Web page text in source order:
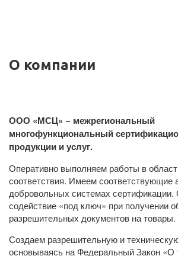
О компании
ООО «МСЦ» − межрегиональный
многофункциональный
продукции и услуг.
Оперативно выполняем работы в
соответствия. Имеем соответствующие
добровольных системах
содействие «под ключ» при получении
разрешительных документов на товары.
Создаем разрешительную и
основываясь на Федеральный Закон «О